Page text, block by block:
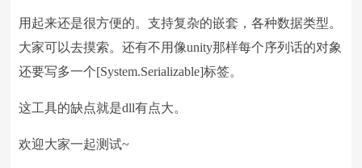
用起来还是很方便的。支持复杂的嵌套，各种数据类型。
大家可以去摸索。还有不用像unity那样每个序列话的对象
还要写多一个[System.Serializable]标签。
这工具的缺点就是dll有点大。
欢迎大家一起测试~